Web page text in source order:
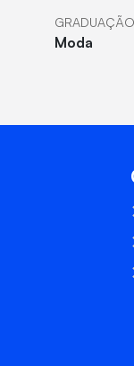
GRADUAÇÃO
Moda